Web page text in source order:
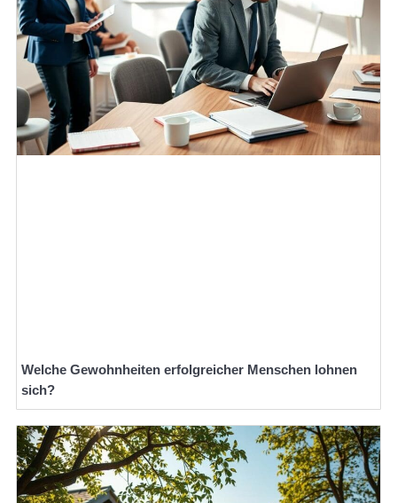
Welche Gewohnheiten erfolgreicher Menschen lohnen
sich?